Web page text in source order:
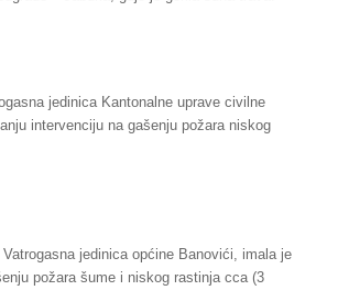
jedinica Kantonalne uprave civilne
intervenciju na gašenju požara niskog
Vatrogasna jedinica općine Banovići, imala je
požara šume i niskog rastinja cca (3